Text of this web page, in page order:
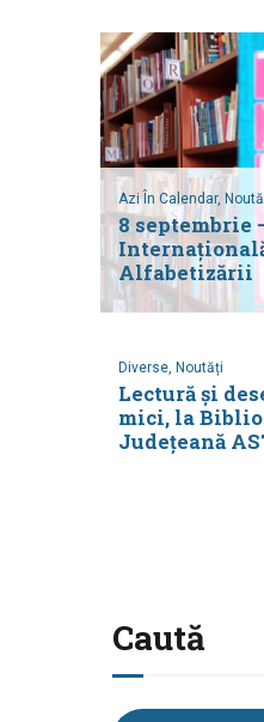
Azi În Calendar,
8 septembrie
Alfabetizării
Diverse, Noutăți
Lectură și
mici, la
Județeană
Caută